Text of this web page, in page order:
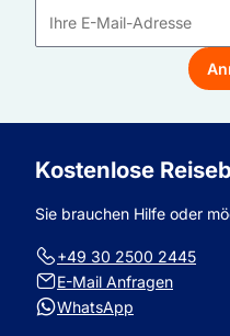
Kostenlose
Sie brauchen Hilfe oder
+49 30 2500 2445
E-Mail Anfragen
WhatsApp